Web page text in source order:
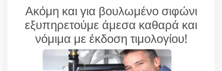
Ακόμη και για βουλωμένο σιφώνι
εξυπηρετούμε άμεσα καθαρά και
νόμιμα με έκδοση τιμολογίου!